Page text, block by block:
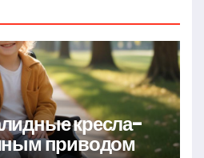
кресла-
приводом